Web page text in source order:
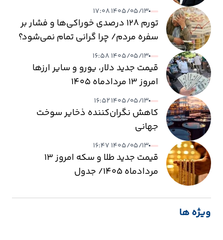
۱۴۰۵/۰۵/۱۳ ۱۷:۰۸
تورم ۱۲۸ درصدی خوراکی‌ها و فشار بر
سفره مردم/ چرا گرانی تمام نمی‌شود؟
۱۴۰۵/۰۵/۱۳ ۱۶:۵۸
قیمت جدید دلار، یورو و سایر ارزها
امروز ۱۳ مردادماه ۱۴۰۵
۱۴۰۵/۰۵/۱۳ ۱۶:۵۲
کاهش نگران‌کننده ذخایر سوخت
جهانی
۱۴۰۵/۰۵/۱۳ ۱۶:۴۷
قیمت جدید طلا و سکه امروز ۱۳
مردادماه ۱۴۰۵/ جدول
ویژه ها